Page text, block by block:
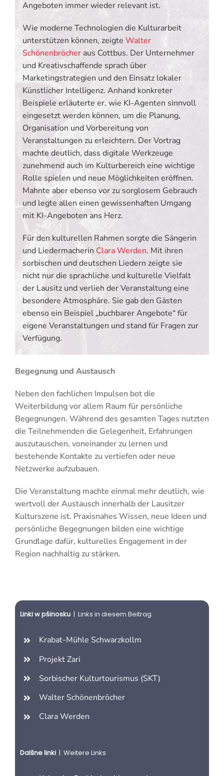
Angeboten immer wieder relevant ist.
Wie moderne Technologien die Kulturarbeit
unterstützen können, zeigte Walter
Schönenbröcher aus Cottbus. Der Unternehmer
und Kreativschaffende sprach über
Marketingstrategien und den Einsatz lokaler
Künstlicher Intelligenz. Anhand konkreter
Beispiele erläuterte er, wie KI-Agenten sinnvoll
eingesetzt werden können, um die Planung,
Organisation und Vorbereitung von
Veranstaltungen zu erleichtern. Der Vortrag
machte deutlich, dass digitale Werkzeuge
zunehmend auch im Kulturbereich eine wichtige
Rolle spielen und neue Möglichkeiten eröffnen.
Mahnte aber ebenso vor zu sorglosem Gebrauch
und legte allen einen gewissenhaften Umgang
mit KI-Angeboten ans Herz.
Für den kulturellen Rahmen sorgte die Sängerin
und Liedermacherin Clara Werden. Mit ihren
sorbischen und deutschen Liedern zeigte sie
nicht nur die sprachliche und kulturelle Vielfalt
der Lausitz und verlieh der Veranstaltung eine
besondere Atmosphäre. Sie gab den Gästen
ebenso ein Beispiel „buchbarer Angebote“ für
eigene Veranstaltungen und stand für Fragen zur
Verfügung.
Begegnung und Austausch
Neben den fachlichen Impulsen bot die
Weiterbildung vor allem Raum für persönliche
Begegnungen. Während des gesamten Tages nutzten
die Teilnehmenden die Gelegenheit, Erfahrungen
auszutauschen, voneinander zu lernen und
bestehende Kontakte zu vertiefen oder neue
Netzwerke aufzubauen.
Die Veranstaltung machte einmal mehr deutlich, wie
wertvoll der Austausch innerhalb der Lausitzer
Kulturszene ist. Praxisnahes Wissen, neue Ideen und
persönliche Begegnungen bilden eine wichtige
Grundlage dafür, kulturelles Engagement in der
Region nachhaltig zu stärken.
Linki w pśinosku | Links in diesem Beitrag
Krabat-Mühle Schwarzkollm
Projekt Zari
Sorbischer Kulturtourismus (SKT)
Walter Schönenbröcher
Clara Werden
Dalšne linki | Weitere Links